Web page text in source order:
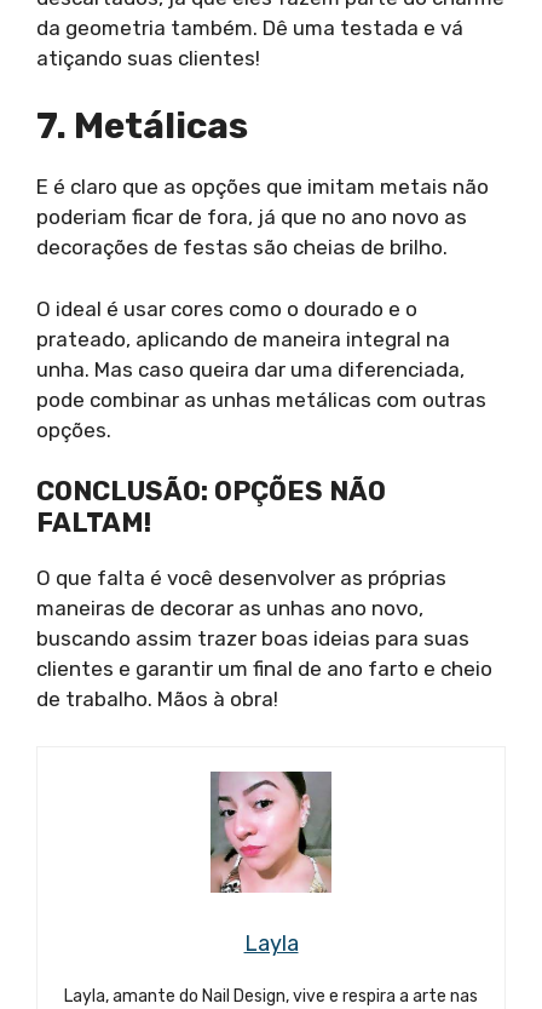
da geometria também. Dê uma testada e vá
atiçando suas clientes!
7. Metálicas
E é claro que as opções que imitam metais não
poderiam ficar de fora, já que no ano novo as
decorações de festas são cheias de brilho.
O ideal é usar cores como o dourado e o
prateado, aplicando de maneira integral na
unha. Mas caso queira dar uma diferenciada,
pode combinar as unhas metálicas com outras
opções.
CONCLUSÃO: OPÇÕES NÃO
FALTAM!
O que falta é você desenvolver as próprias
maneiras de decorar as unhas ano novo,
buscando assim trazer boas ideias para suas
clientes e garantir um final de ano farto e cheio
de trabalho. Mãos à obra!
Layla
Layla, amante do Nail Design, vive e respira a arte nas